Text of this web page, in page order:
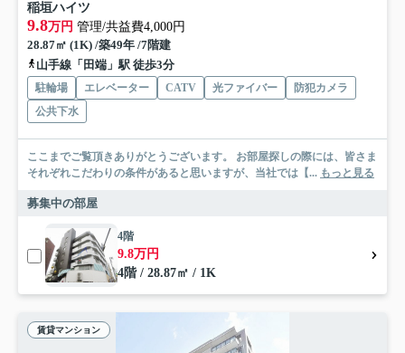
稲垣ハイツ
9.8万円 管理/共益費4,000円
28.87㎡ (1K) /築49年 /7階建
山手線「田端」駅 徒歩3分
駐輪場 エレベーター CATV 光ファイバー
防犯カメラ
公共下水
ここまでご覧頂きありがとうございます。 お部屋探しの際には、皆さま
それぞれこだわりの条件があると思いますが、当社では【... もっと見る
募集中の部屋
4階
9.8万円
4階 / 28.87㎡ / 1K
賃貸マンション